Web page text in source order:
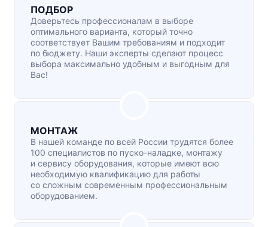
ПОДБОР
Доверьтесь профессионалам в выборе
оптимального варианта, который точно
соответствует Вашим требованиям и подходит
по бюджету. Наши эксперты сделают процесс
выбора максимально удобным и выгодным для
Вас!
МОНТАЖ
В нашей команде по всей России трудятся более
100 специалистов по пуско-наладке, монтажу
и сервису оборудования, которые имеют всю
необходимую квалификацию для работы
со сложным современным профессиональным
оборудованием.